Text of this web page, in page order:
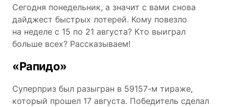
Сегодня понедельник, а значит с вами снова
дайджест быстрых лотерей. Кому повезло
на неделе с 15 по 21 августа? Кто выиграл
больше всех? Рассказываем!
«Рапидо»
Суперприз был разыгран в 59157-м тираже,
который прошел 17 августа. Победитель сделал